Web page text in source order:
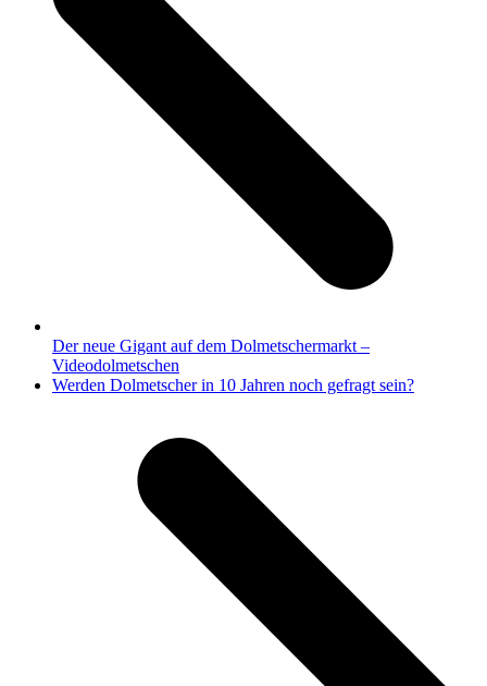
Der neue Gigant auf dem Dolmetschermarkt –
Videodolmetschen
Nächster
Werden Dolmetscher in 10 Jahren noch gefragt sein?